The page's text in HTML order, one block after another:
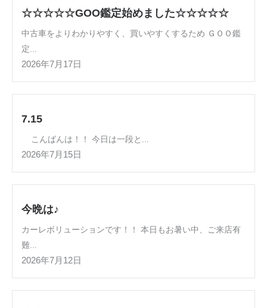
☆☆☆☆☆GOO鑑定始めました☆☆☆☆☆
中古車をよりわかりやすく、買いやすくするため ＧＯＯ鑑
定...
2026年7月17日
7.15
こんばんは！！ 今日は一段と...
2026年7月15日
今晩は♪
カーレボリューションです！！ 本日もお暑い中、ご来店有
難...
2026年7月12日